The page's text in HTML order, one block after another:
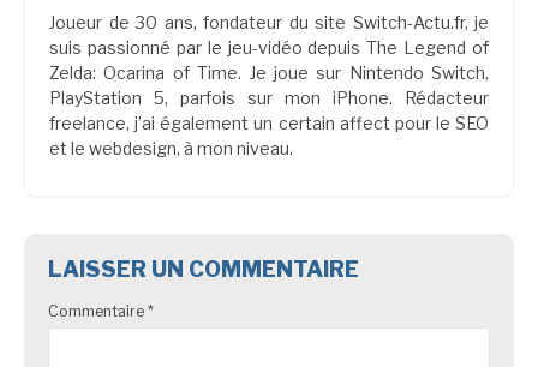
Joueur de 30 ans, fondateur du site Switch-Actu.fr, je
suis passionné par le jeu-vidéo depuis The Legend of
Zelda: Ocarina of Time. Je joue sur Nintendo Switch,
PlayStation 5, parfois sur mon iPhone. Rédacteur
freelance, j’ai également un certain affect pour le SEO
et le webdesign, à mon niveau.
LAISSER UN COMMENTAIRE
Commentaire *